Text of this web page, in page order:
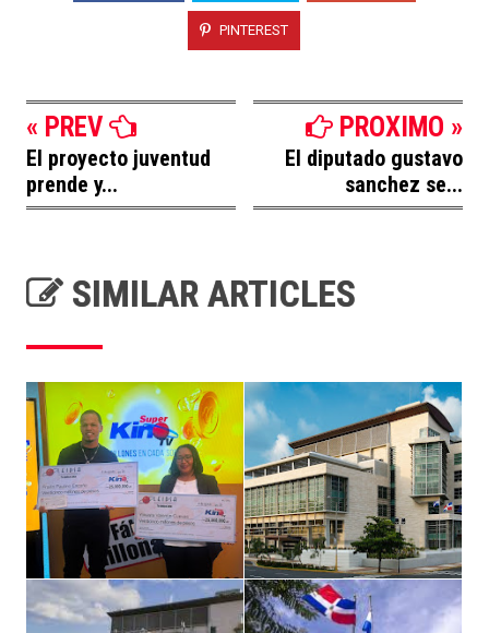
PINTEREST
« PREV
El proyecto juventud
prende y...
PROXIMO »
El diputado gustavo
sanchez se...
SIMILAR ARTICLES